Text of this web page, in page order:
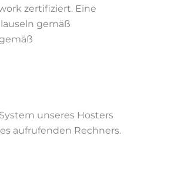
zertifiziert. Eine
gemäß
unseres Hosters
aufrufenden Rechners.